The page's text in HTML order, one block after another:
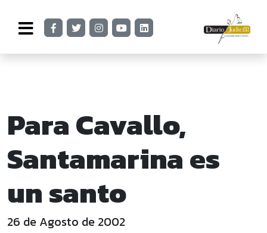
Para Cavallo,
Santamarina es
un santo
26 de Agosto de 2002